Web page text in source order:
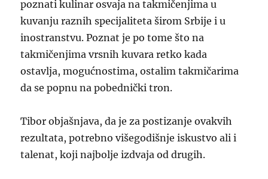
poznati kulinar osvaja na takmičenjima u
kuvanju raznih specijaliteta širom Srbije i u
inostranstvu. Poznat je po tome što na
takmičenjima vrsnih kuvara retko kada
ostavlja, mogućnostima, ostalim takmičarima
da se popnu na pobednički tron.
Tibor objašnjava, da je za postizanje ovakvih
rezultata, potrebno višegodišnje iskustvo ali i
talenat, koji najbolje izdvaja od drugih.